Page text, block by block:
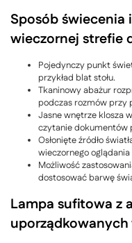
Sposób świecenia
wieczornej strefie
Pojedynczy punkt
przykład blat stołu.
Tkaninowy abażur
podczas rozmów przy
Jasne wnętrze klosza
czytanie dokumentów
Osłonięte źródło
wieczornego
Możliwość
dostosować barwę
Lampa sufitowa z